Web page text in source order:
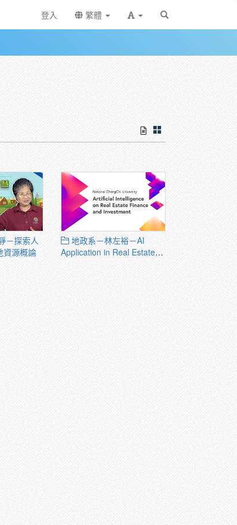
登入 繁體
－探索人
資源概論
地政系－林左裕－AI
Application in Real Estate